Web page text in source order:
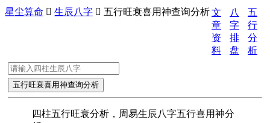
星尘算命  生辰八字  五行旺衰喜用神查询分析文
章
资
料
八
字
排
盘
五
行
分
析
四柱五行旺衰分析，周易生辰八字五行喜用神分